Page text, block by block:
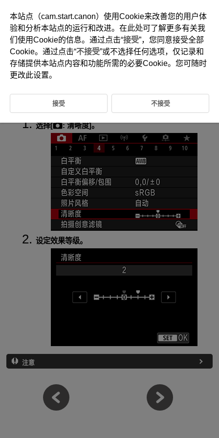
D180-075
清晰度
向负方向设定会使图像更柔和，向正方向设定会使图像更清晰。
选择[ :清晰度]。
设定效果等级。
注意
本站点（cam.start.canon）使用Cookie来改善您的用户体
验和分析本站点的运行和改进。在此处可了解更多有关我
们使用Cookie的信息。通过点击“接受”，您同意接受全部
Cookie。通过点击“不接受”或不选择任何选项，仅记录和
存储提供本站点内容和功能所需的必要Cookie。您可随时
更改此设置。
接受 不接受